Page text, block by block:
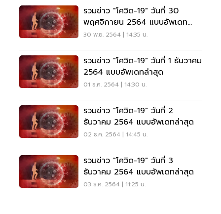
รวมข่าว "โควิด-19" วันที่ 30
พฤศจิกายน 2564 แบบอัพเดท
ล่าสุด
30 พ.ย. 2564 | 14:35 น.
รวมข่าว "โควิด-19" วันที่ 1 ธันวาคม
2564 แบบอัพเดทล่าสุด
01 ธ.ค. 2564 | 14:30 น.
รวมข่าว "โควิด-19" วันที่ 2
ธันวาคม 2564 แบบอัพเดทล่าสุด
02 ธ.ค. 2564 | 14:45 น.
รวมข่าว "โควิด-19" วันที่ 3
ธันวาคม 2564 แบบอัพเดทล่าสุด
03 ธ.ค. 2564 | 11:25 น.